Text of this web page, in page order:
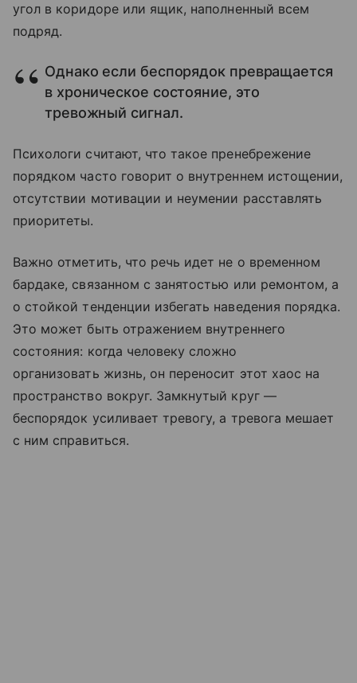
угол в коридоре или ящик, наполненный всем
подряд.
Однако если беспорядок превращается
в хроническое состояние, это
тревожный сигнал.
Психологи считают, что такое пренебрежение
порядком часто говорит о внутреннем истощении,
отсутствии мотивации и неумении расставлять
приоритеты.
Важно отметить, что речь идет не о временном
бардаке, связанном с занятостью или ремонтом, а
о стойкой тенденции избегать наведения порядка.
Это может быть отражением внутреннего
состояния: когда человеку сложно
организовать жизнь, он переносит этот хаос на
пространство вокруг. Замкнутый круг —
беспорядок усиливает тревогу, а тревога мешает
с ним справиться.